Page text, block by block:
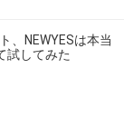
、NEWYESは本当
試してみた